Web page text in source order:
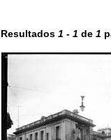
Resultados 1 - 1 de 1